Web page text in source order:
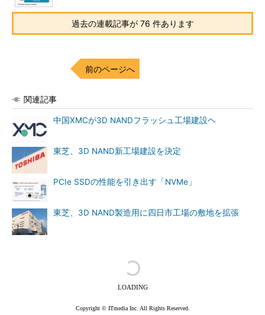
過去の連載記事が 76 件あります
前のページへ
関連記事
中国XMCが3D NANDフラッシュ工場建設ヘ
東芝、3D NAND新工場建設を決定
PCIe SSDの性能を引き出す「NVMe」
東芝、3D NAND製造用に四日市工場の敷地を拡張
He・ナフサ・レジスト逼迫の続報――半導体工場停止が